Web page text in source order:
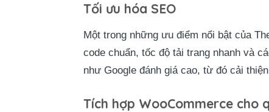
Tối ưu hóa SEO
Một trong những ưu điểm nổi bật của
code chuẩn, tốc độ tải trang nhanh và
như Google đánh giá cao, từ đó cải
Tích hợp WooCommerce cho